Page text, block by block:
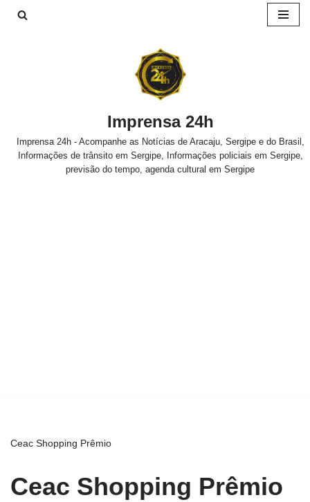
Imprensa 24h
Imprensa 24h - Acompanhe as Notícias de Aracaju, Sergipe e do Brasil,
Informações de trânsito em Sergipe, Informações policiais em Sergipe,
previsão do tempo, agenda cultural em Sergipe
Ceac Shopping Prêmio
Ceac Shopping Prêmio